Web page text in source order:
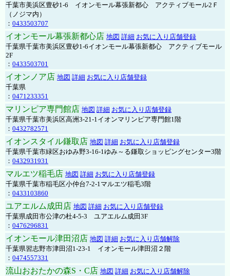
千葉市美浜区豊砂1-6 イオンモール幕張新都心 アクティブモール2Ｆ
（ノジマ内）
： 0433503707
イオンモール幕張新都心店 地図 詳細 お気に入り店舗登録
千葉県千葉市美浜区豊砂1-6イオンモール幕張新都心 アクティブモール
2F
： 0433503701
イオンノア店 地図 詳細 お気に入り店舗登録
千葉県
： 0471233351
マリンピア専門館店 地図 詳細 お気に入り店舗登録
千葉県千葉市美浜区高洲3-21-1イオンマリンピア専門館1階
： 0432782571
イオンスタイル鎌取店 地図 詳細 お気に入り店舗登録
千葉県千葉市緑区おゆみ野3-16-1ゆみ～る鎌取ショッピングセンター3階
： 0432931931
マルエツ稲毛店 地図 詳細 お気に入り店舗登録
千葉県千葉市稲毛区小仲台7-2-1マルエツ稲毛3階
： 0433103860
ユアエルム成田店 地図 詳細 お気に入り店舗登録
千葉県成田市公津の杜4-5-3 ユアエルム成田3F
： 0476296831
イオンモール津田沼店 地図 詳細 お気に入り店舗解除
千葉県習志野市津田沼1-23-1 イオンモール津田沼２階
： 0474557331
流山おおたかの森S・C店 地図 詳細 お気に入り店舗解除